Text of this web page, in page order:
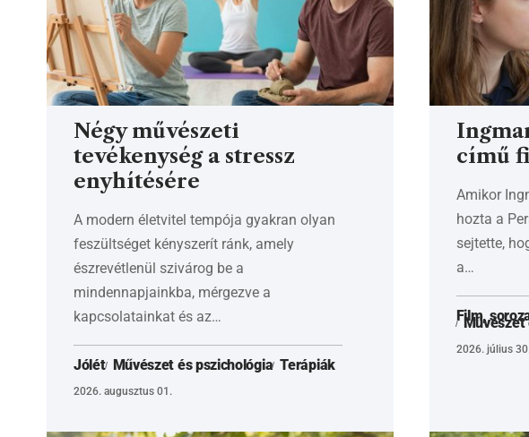
Négy művészeti
tevékenység a stressz
enyhítésére
A modern életvitel tempója gyakran olyan
feszültséget kényszerít ránk, amely
észrevétlenül szivárog be a
mindennapjainkba, mérgezve a
kapcsolatainkat és az…
Jólét Művészet és pszichológia Terápiák
2026. augusztus 01.
című
Amikor
hozta a
sejtette,
a…
Film,
Művészet
2026. július